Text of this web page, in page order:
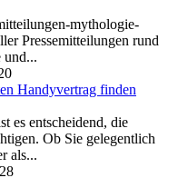
mythologie-
Pressemitteilungen rund
und...
Handyvertrag finden
es entscheidend, die
Ob Sie gelegentlich
als...